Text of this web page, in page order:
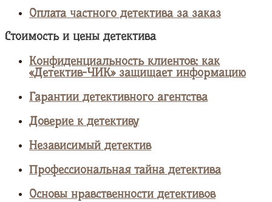
Оплата частного детектива за заказ
Стоимость и цены детектива
Конфиденциальность клиентов: как
«Детектив-ЧИК» защищает информацию
Гарантии детективного агентства
Доверие к детективу
Независимый детектив
Профессиональная тайна детектива
Основы нравственности детективов